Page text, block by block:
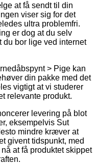
at få sendt til din
viser sig for det
ultra problemfri.
er dog at du selv
du bor lige ved internet
> Pige kan
din pakke med det
vigtigt at vi studerer
relevante produkt.
levering på blot
eksempelvis Sut
mindre kræver at
givent tidspunkt, med
at få produktet skippet